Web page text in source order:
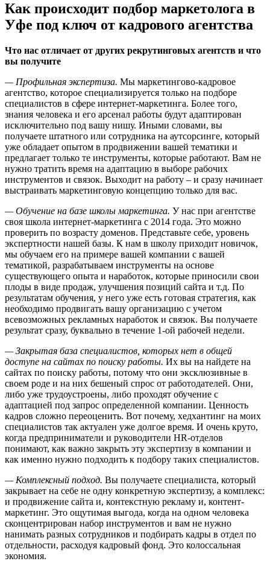
Как происходит подбор маркетолога в
Уфе под ключ от кадрового агентства
Что нас отличает от других рекрутинговых агентств и что
вы получите
— Профильная экспертиза. Мы маркетингово-кадровое
агентство, которое специализируется только на подборе
специалистов в сфере интернет-маркетинга. Более того,
знания человека и его арсенал работы будут адаптирован
исключительно под вашу нишу. Иными словами, вы
получаете штатного или сотрудника на аутсорсинге, который
уже обладает опытом в продвижении вашей тематики и
предлагает только те инструменты, которые работают. Вам не
нужно тратить время на адаптацию в выборе рабочих
инструментов и связок. Выходит на работу – и сразу начинает
выстраивать маркетинговую концепцию только для вас.
— Обучение на базе школы маркетинга. У нас при агентстве
своя школа интернет-маркетинга с 2014 года. Это можно
проверить по возрасту доменов. Представьте себе, уровень
экспертности нашей базы. К нам в школу приходит новичок,
мы обучаем его на примере вашей компании с вашей
тематикой, разрабатываем инструменты на основе
существующего опыта и наработок, которые приносили свои
плоды в виде продаж, улучшения позиций сайта и т.д. По
результатам обучения, у него уже есть готовая стратегия, как
необходимо продвигать вашу организацию с учетом
всевозможных рекламных наработок и связок. Вы получаете
результат сразу, буквально в течение 1-ой рабочей недели.
— Закрытая база специалистов, которых нет в общей
доступе на сайтах по поиску работы. Их вы на найдете на
сайтах по поиску работы, потому что они эксклюзивные в
своем роде и на них бешеный спрос от работодателей. Они,
либо уже трудоустроены, либо проходят обучение с
адаптацией под запрос определенной компании. Ценность
кадров сложно переоценить. Вот почему, хедхантинг на моих
специалистов так актуален уже долгое время. И очень круто,
когда предприниматели и руководители HR-отделов
понимают, как важно закрыть эту экспертизу в компании и
как именно нужно подходить к подбору таких специалистов.
— Комплексный подход. Вы получаете специалиста, который
закрывает на себе не одну конкретную экспертизу, а комплекс:
и продвижение сайта и, контекстную рекламу и, контент-
маркетинг. Это ощутимая выгода, когда на одном человека
сконцентрирован набор инструментов и вам не нужно
нанимать разных сотрудников и подбирать кадры в отдел по
отдельности, расходуя кадровый фонд. Это колоссальная
экономия.